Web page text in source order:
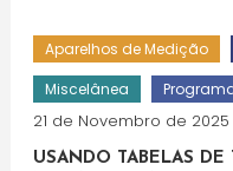
Aparelhos de Medição
Miscelânea
21 de Novembro de 2025
USANDO TABELAS DE